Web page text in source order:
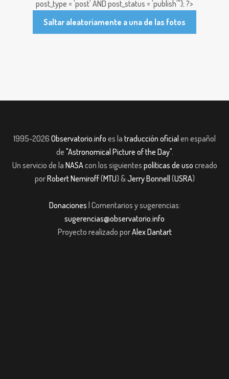
post_type = 'post' AND post_status = 'publish'"); ?>
Saltar aleatoriamente a una de las fotos
1995-2026 Observatorio.info es la traducción oficial en español
de "Astronomical Picture of the Day".
Un servicio de la NASAcon los siguientes políticas de uso creado
porRobert Nemiroff(MTU) &Jerry Bonnell (USRA)
Donaciones | Comentarios y sugerencias:
sugerencias@observatorio.info
Proyecto realizado porAlex Dantart